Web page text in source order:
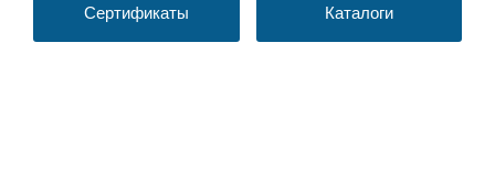
Сертификаты Каталоги